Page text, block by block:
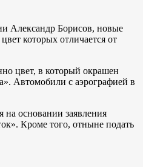
Александр Борисов, новые
которых отличается от
цвет, в который окрашен
Автомобили с аэрографией в
основании заявления
Кроме того, отныне подать